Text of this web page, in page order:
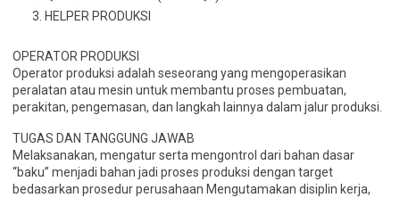
HELPER PRODUKSI
OPERATOR PRODUKSI
Operator produksi adalah seseorang yang mengoperasikan
peralatan atau mesin untuk membantu proses pembuatan,
perakitan, pengemasan, dan langkah lainnya dalam jalur produksi.
TUGAS DAN TANGGUNG JAWAB
Melaksanakan, mengatur serta mengontrol dari bahan dasar
“baku” menjadi bahan jadi proses produksi dengan target
bedasarkan prosedur perusahaan Mengutamakan disiplin kerja,